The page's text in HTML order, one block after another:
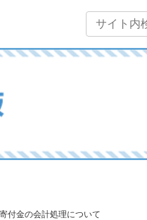
付金の会計処理について